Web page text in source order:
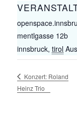
mentlgasse 12b
innsbruck, tirol
Konzert: Roland
Heinz Trio